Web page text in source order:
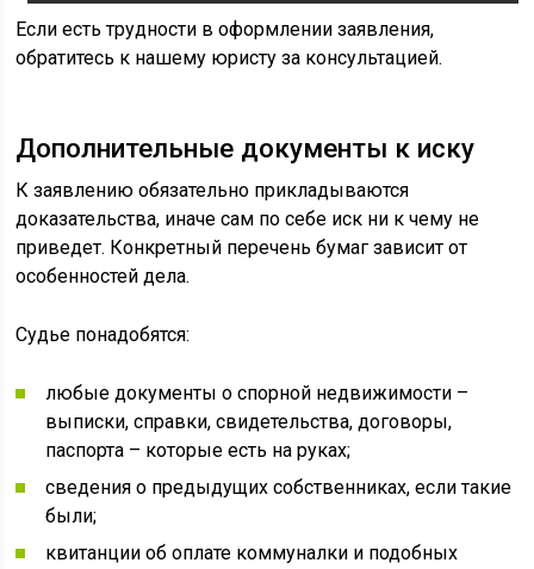
Если есть трудности в оформлении заявления,
обратитесь к нашему юристу за консультацией.
Дополнительные документы к иску
К заявлению обязательно прикладываются
доказательства, иначе сам по себе иск ни к чему не
приведет. Конкретный перечень бумаг зависит от
особенностей дела.
Судье понадобятся:
любые документы о спорной недвижимости –
выписки, справки, свидетельства, договоры,
паспорта – которые есть на руках;
сведения о предыдущих собственниках, если такие
были;
квитанции об оплате коммуналки и подобных